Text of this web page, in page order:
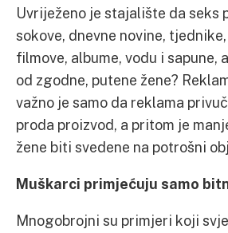
Uvriježeno je stajalište da seks
sokove, dnevne novine,
filmove, albume, vodu i sapune,
od zgodne, putene žene?
važno je samo da reklama
proda proizvod, a pritom je
žene biti svedene na potrošni
Muškarci primjećuju samo
Mnogobrojni su primjeri koji